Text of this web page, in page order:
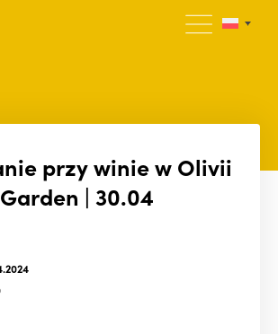
przy winie w Olivii
Garden | 30.04